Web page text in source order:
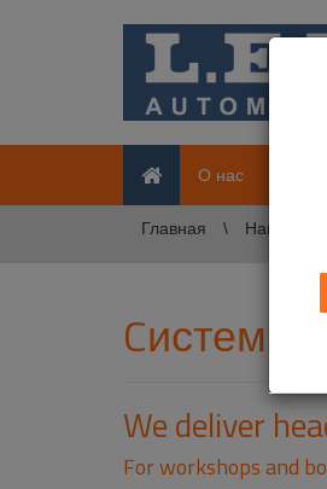
Главная
О нас
Главная Наши
Cистемы
We deliver
For workshops and